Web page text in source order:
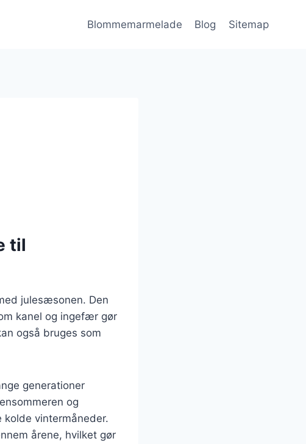
Blommemarmelade Blog Sitemap
til
julesæsonen. Den
kanel og ingefær gør
også bruges som
generationer
og
vintermåneder.
årene, hvilket gør